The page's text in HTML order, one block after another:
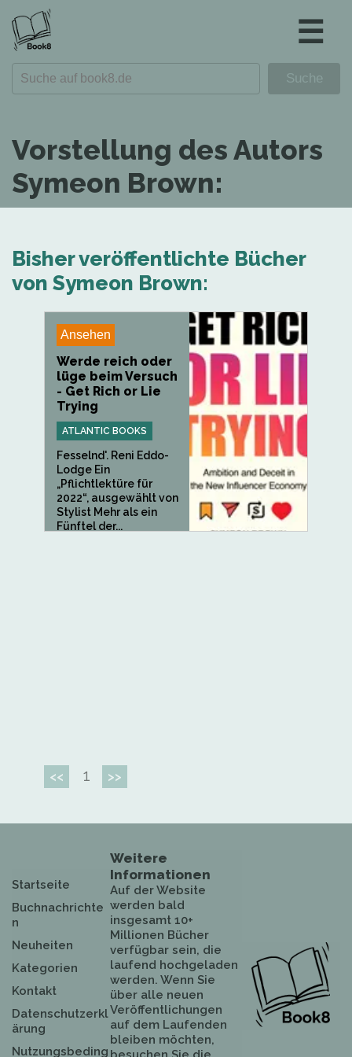
☰
Vorstellung des Autors
Symeon Brown:
Bisher veröffentlichte Bücher
von Symeon Brown:
Ansehen
Werde reich oder
lüge beim Versuch
- Get Rich or Lie
Trying
ATLANTIC BOOKS
Fesselnd'. Reni Eddo-
Lodge Ein
„Pflichtlektüre für
2022“, ausgewählt von
Stylist Mehr als ein
Fünftel der...
<< 1 >>
Startseite
Buchnachrichte
n
Neuheiten
Kategorien
Kontakt
Datenschutzerkl
ärung
Nutzungsbeding
Weitere
Informationen
Auf der Website
werden bald
insgesamt 10+
Millionen Bücher
verfügbar sein, die
laufend hochgeladen
werden. Wenn Sie
über alle neuen
Veröffentlichungen
auf dem Laufenden
bleiben möchten,